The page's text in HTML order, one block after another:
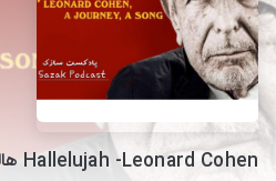
Hallelujah -Leonard Cohen هاللویا-لئونارد کوهن